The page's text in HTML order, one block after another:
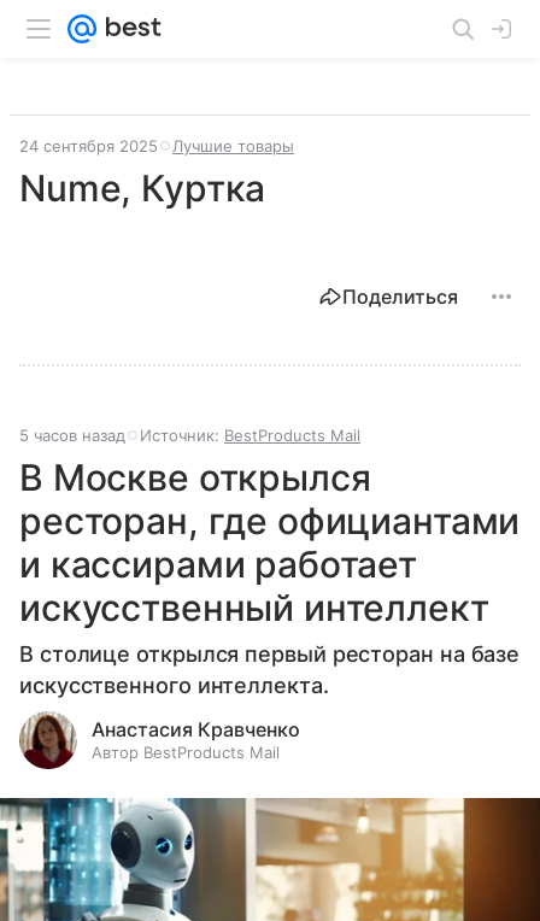
24 сентября 2025 Лучшие товары
Nume, Куртка
Поделиться
5 часов назад Источник: BestProducts Mail
В Москве открылся
ресторан, где официантами
и кассирами работает
искусственный интеллект
В столице открылся первый ресторан на базе
искусственного интеллекта.
Анастасия Кравченко
Автор BestProducts Mail